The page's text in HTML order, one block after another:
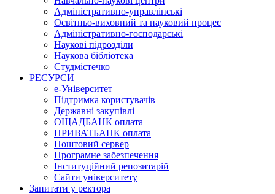
Адміністративно-управлінські
Освітньо-виховний та науковий процес
Адміністративно-господарські
Наукові підрозділи
Наукова бібліотека
Студмістечко
РЕСУРСИ
е-Університет
Підтримка користувачів
Державні закупівлі
ОЩАДБАНК оплата
ПРИВАТБАНК оплата
Поштовий сервер
Програмне забезпечення
Інституційний репозитарій
Сайти університету
Запитати у ректора